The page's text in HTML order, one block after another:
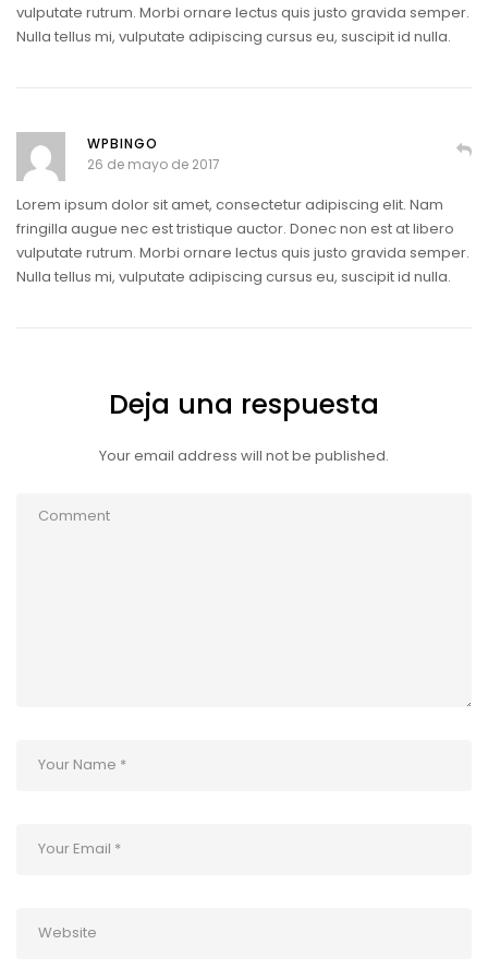
vulputate rutrum. Morbi ornare lectus quis justo gravida semper.
Nulla tellus mi, vulputate adipiscing cursus eu, suscipit id nulla.
WPBINGO
26 de mayo de 2017
Lorem ipsum dolor sit amet, consectetur adipiscing elit. Nam
fringilla augue nec est tristique auctor. Donec non est at libero
vulputate rutrum. Morbi ornare lectus quis justo gravida semper.
Nulla tellus mi, vulputate adipiscing cursus eu, suscipit id nulla.
Deja una respuesta
Your email address will not be published.